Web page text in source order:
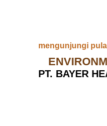
mengunjungi
PT. BAYER